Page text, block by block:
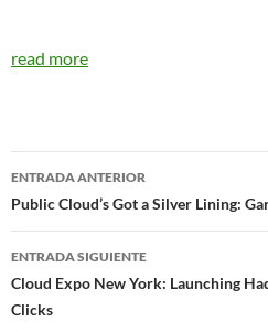
read more
Navegador
de
entradas
ENTRADA ANTERIOR
Public Cloud’s Got a Silver Lining:
ENTRADA SIGUIENTE
Cloud Expo New York: Launching
Clicks